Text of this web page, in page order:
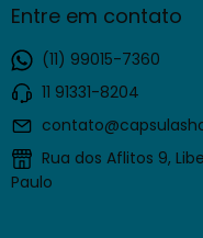
Entre em contato
(11) 99015-7360
11 91331-8204
Rua dos Aflitos 9,
Paulo